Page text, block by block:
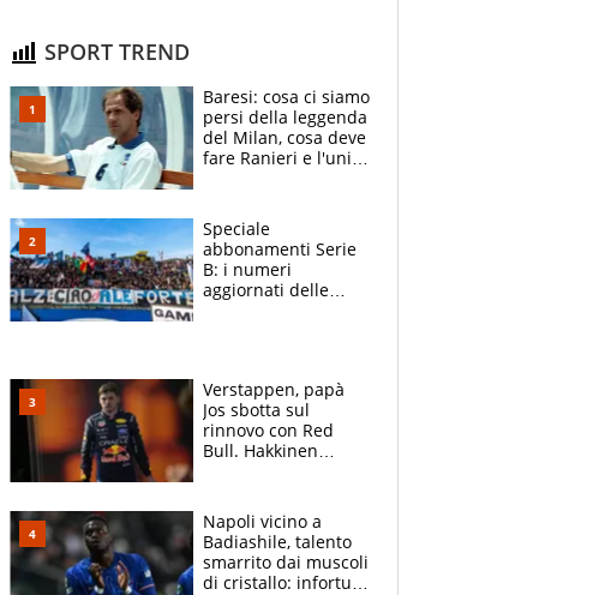
SPORT TREND
Baresi: cosa ci siamo
persi della leggenda
del Milan, cosa deve
fare Ranieri e l'unico
Speciale
abbonamenti Serie
B: i numeri
aggiornati delle
Verstappen, papà
Jos sbotta sul
rinnovo con Red
Bull. Hakkinen
sarebbe un rischio”
Napoli vicino a
Badiashile, talento
smarrito dai muscoli
di cristallo: infortuni